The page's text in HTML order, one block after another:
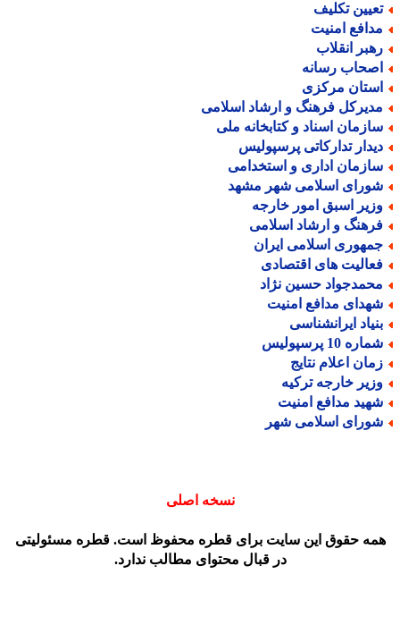
تکلیف
امنیت
انقلاب
رسانه
مرکزی
فرهنگ و ارشاد اسلامی
اسناد و کتابخانه ملی
تدارکاتی پرسپولیس
اداری و استخدامی
اسلامی شهر مشهد
اسبق امور خارجه
و ارشاد اسلامی
اسلامی ایران
های اقتصادی
حسین نژاد
مدافع امنیت
ایرانشناسی
10 پرسپولیس
اعلام نتایج
خارجه ترکیه
مدافع امنیت
اسلامی شهر
نسخه اصلی
حقوق این سایت برای قطره محفوظ است. قطره مسئولیتی
در قبال محتوای مطالب ندارد.